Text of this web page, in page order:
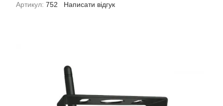
Артикул: 752 Написати відгук